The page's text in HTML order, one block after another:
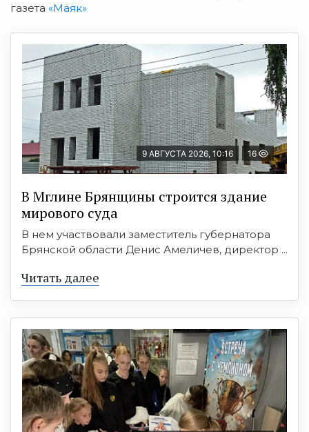
газета «Маяк»
9 АВГУСТА 2026, 10:16 16
В Мглине Брянщины строится здание
мирового суда
В нем участвовали заместитель губернатора
Брянской области Денис Амеличев, директор ...
Читать далее